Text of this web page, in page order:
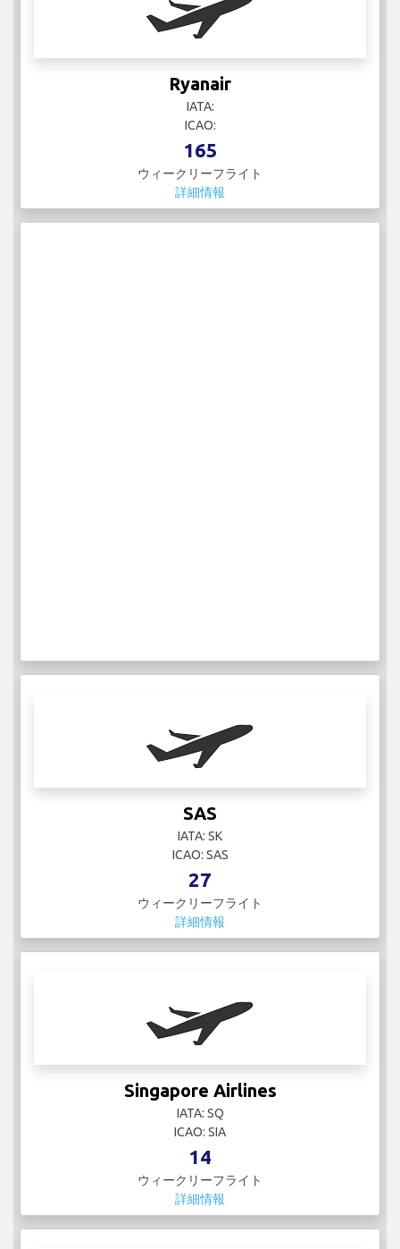
Ryanair
IATA:
ICAO:
165
ウィークリーフライト
詳細情報
SAS
IATA: SK
ICAO: SAS
27
ウィークリーフライト
詳細情報
Singapore Airlines
IATA: SQ
ICAO: SIA
14
ウィークリーフライト
詳細情報